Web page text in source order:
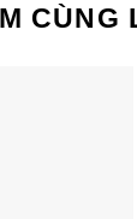
sáng
CÙNG